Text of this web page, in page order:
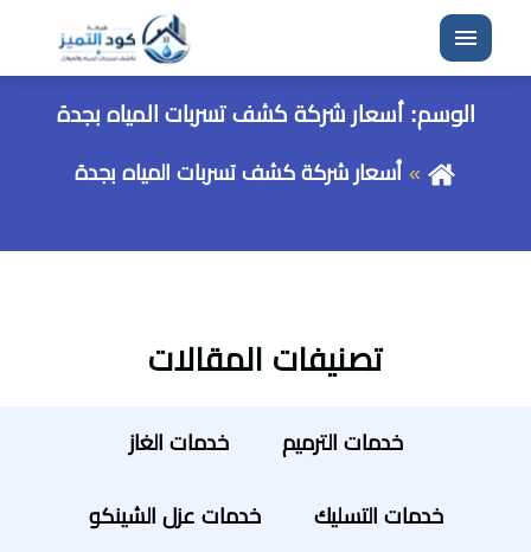
القائمة
الوسم: أسعار شركة كشف تسربات المياه بجدة
أسعار شركة كشف تسربات المياه بجدة
تصنيفات المقالات
خدمات الترميم خدمات الغاز
خدمات التسليك خدمات عزل الشينكو